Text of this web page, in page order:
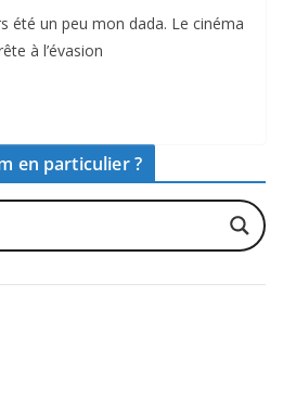
été un peu mon dada. Le cinéma
à l’évasion
en particulier ?